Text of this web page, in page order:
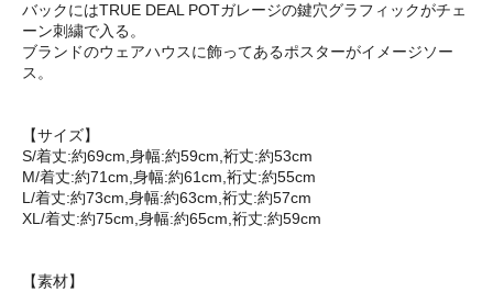
バックにはTRUE DEAL POTガレージの鍵穴グラフィックがチェ
ーン刺繍で入る。
ブランドのウェアハウスに飾ってあるポスターがイメージソー
ス。
【サイズ】
S/着丈:約69cm,身幅:約59cm,裄丈:約53cm
M/着丈:約71cm,身幅:約61cm,裄丈:約55cm
L/着丈:約73cm,身幅:約63cm,裄丈:約57cm
XL/着丈:約75cm,身幅:約65cm,裄丈:約59cm
【素材】